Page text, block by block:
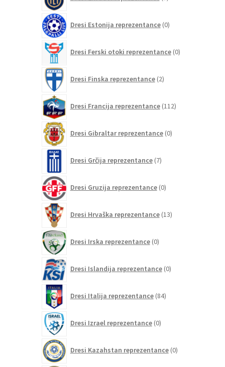
izdelkov
Dresi Estonija reprezentance 0izdelkov
Dresi Ferski otoki reprezentance 0izdelkov
Dresi Finska reprezentance 2izdelka
Dresi Francija reprezentance 112izdelkov
Dresi Gibraltar reprezentance 0izdelkov
Dresi Grčija reprezentance 7izdelkov
Dresi Gruzija reprezentance 0izdelkov
Dresi Hrvaška reprezentance 13izdelkov
Dresi Irska reprezentance 0izdelkov
Dresi Islandija reprezentance 0izdelkov
Dresi Italija reprezentance 84izdelkov
Dresi Izrael reprezentance 0izdelkov
Dresi Kazahstan reprezentance 0izdelkov